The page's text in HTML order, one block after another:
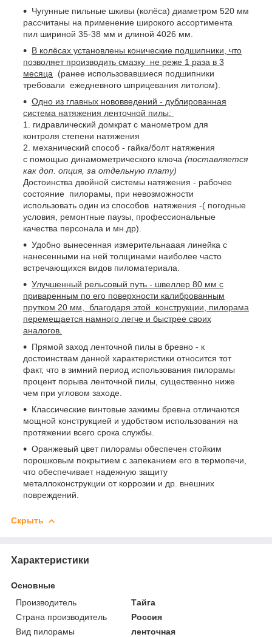
Чугунные пильные шкивы (колёса) диаметром 520 мм
рассчитаны на применение широкого ассортимента
пил шириной 35-38 мм и длиной 4026 мм.
В колёсах установлены конические подшипники, что
позволяет производить смазку не реже 1 раза в 3
месяца (ранее использовавшиеся подшипники
требовали ежедневного шприцевания литолом).
Одно из главных нововведений - дублированная
система натяжения ленточной пилы:
1. гидравлический домкрат с манометром для
контроля степени натяжения
2. механический способ - гайка/болт натяжения
с помощью динамометрического ключа (поставляется
как доп. опция, за отдельную плату)
Достоинства двойной системы натяжения - рабочее
состояние пилорамы, при невозможности
использовать один из способов натяжения -( погодные
условия, ремонтные паузы, профессиональные
качества персонала и мн.др).
Удобно вынесенная измерительнааая линейка с
нанесенными на ней толщинами наиболее часто
встречающихся видов пиломатериала.
Улучшенный рельсовый путь - швеллер 80 мм с
приваренным по его поверхности калиброванным
прутком 20 мм, благодаря этой конструкции, пилорама
перемещается намного легче и быстрее своих
аналогов.
Прямой заход ленточной пилы в бревно - к
достоинствам данной характеристики относится тот
факт, что в зимний период использования пилорамы
процент порыва ленточной пилы, существенно ниже
чем при угловом заходе.
Классические винтовые зажимы бревна отличаются
мощной конструкцией и удобством использования на
протяжении всего срока службы.
Оранжевый цвет пилорамы обеспечен стойким
порошковым покрытием с запеканием его в термопечи,
что обеспечивает надежную защиту
металлоконструкции от коррозии и др. внешних
повреждений.
Скрыть
Характеристики
Основные
Производитель
Тайга
Страна производитель
Россия
Вид пилорамы
ленточная